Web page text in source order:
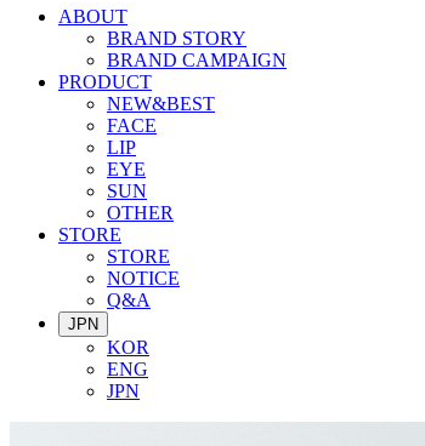
ABOUT
BRAND STORY
BRAND CAMPAIGN
PRODUCT
NEW&BEST
FACE
LIP
EYE
SUN
OTHER
STORE
STORE
NOTICE
Q&A
JPN
KOR
ENG
JPN